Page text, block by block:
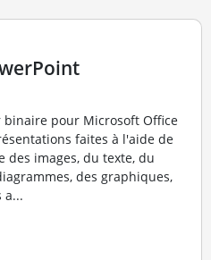
binaire pour Microsoft Office
faites à l'aide de
des images, du texte, du
des graphiques,
a...